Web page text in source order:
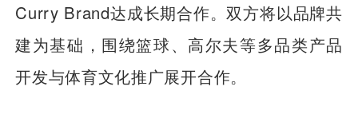
Curry Brand达成长期合作。双方将以品牌共
建为基础，围绕篮球、高尔夫等多品类产品
开发与体育文化推广展开合作。